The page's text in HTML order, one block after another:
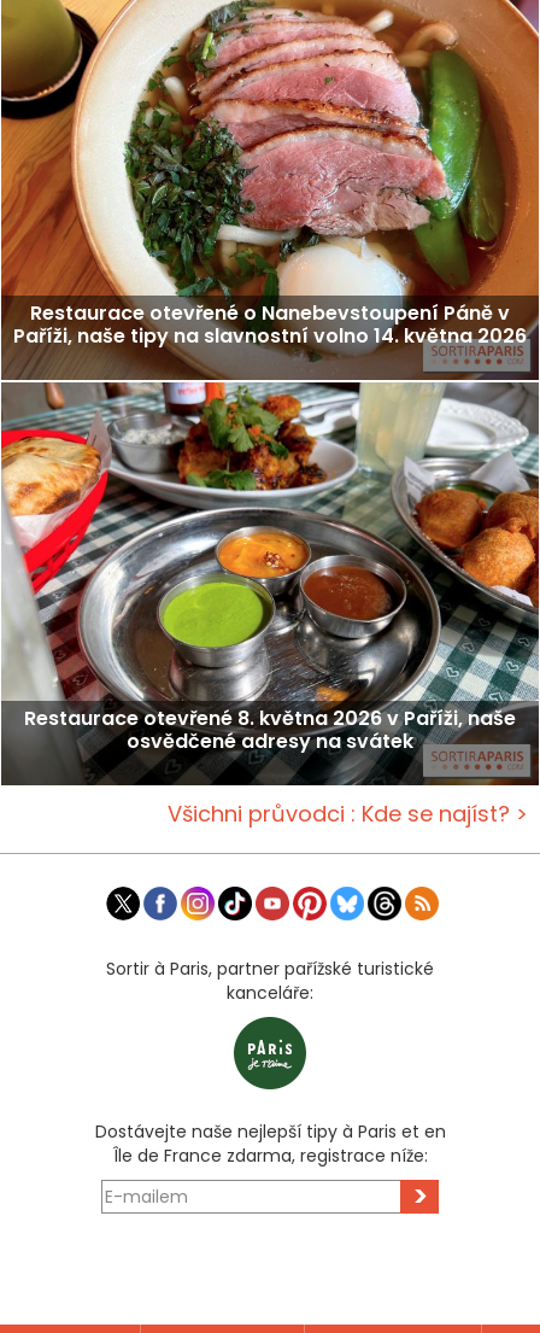
Restaurace otevřené o Nanebevstoupení Páně v
Paříži, naše tipy na slavnostní volno 14. května 2026
Restaurace otevřené 8. května 2026 v Paříži, naše
osvědčené adresy na svátek
Všichni průvodci : Kde se najíst? >
Sortir à Paris, partner pařížské turistické
kanceláře:
Dostávejte naše nejlepší tipy à Paris et en
Île de France zdarma, registrace níže:
>